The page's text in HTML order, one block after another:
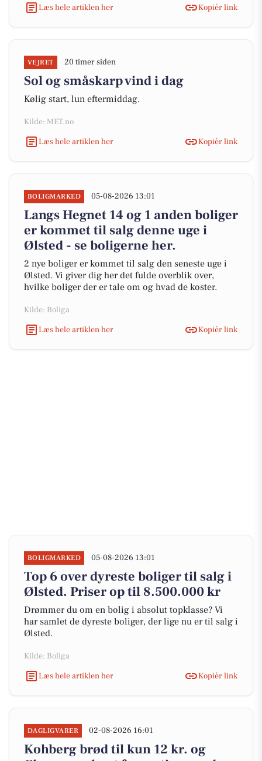
Læs hele artiklen her
Kopiér link
VEJRET 20 timer siden
Sol og småskarp vind i dag
Kølig start, lun eftermiddag.
Kilde: MET.no
Læs hele artiklen her
Kopiér link
BOLIGMARKED 05-08-2026 13:01
Langs Hegnet 14 og 1 anden boliger
er kommet til salg denne uge i
Ølsted - se boligerne her.
2 nye boliger er kommet til salg den seneste uge i
Ølsted. Vi giver dig her det fulde overblik over,
hvilke boliger der er tale om og hvad de koster.
Kilde: Boliga
Læs hele artiklen her
Kopiér link
BOLIGMARKED 05-08-2026 13:01
Top 6 over dyreste boliger til salg i
Ølsted. Priser op til 8.500.000 kr
Drømmer du om en bolig i absolut topklasse? Vi
har samlet de dyreste boliger, der lige nu er til salg i
Ølsted.
Kilde: Boliga
Læs hele artiklen her
Kopiér link
DAGLIGVARER 02-08-2026 16:01
Kohberg brød til kun 12 kr. og